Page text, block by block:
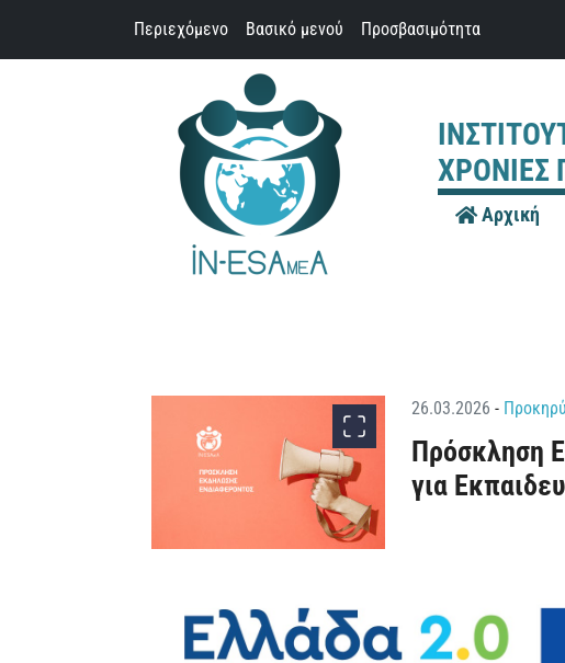
Περιεχόμενο
Βασικό μενού Προσβασιμότητα
ΧΡΟΝΙΕΣ
Αρχική
26.03.2026 -
Πρόσκληση
για